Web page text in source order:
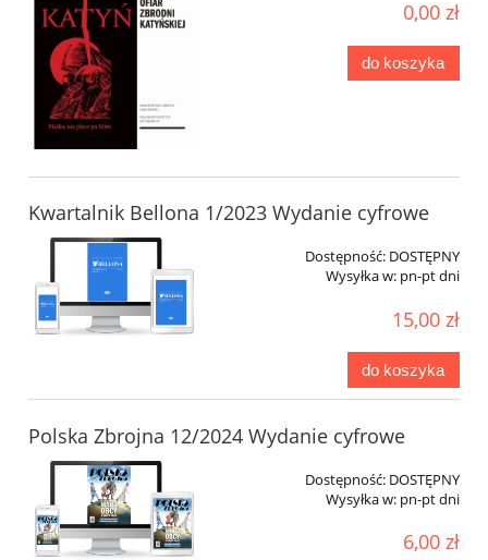
0,00 zł
do koszyka
Kwartalnik Bellona 1/2023 Wydanie cyfrowe
Dostępność: DOSTĘPNY
Wysyłka w: pn-pt dni
15,00 zł
do koszyka
Polska Zbrojna 12/2024 Wydanie cyfrowe
Dostępność: DOSTĘPNY
Wysyłka w: pn-pt dni
6,00 zł